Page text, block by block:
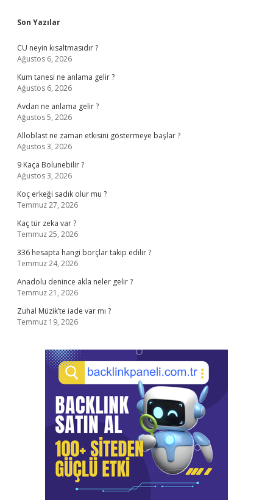
Sidebar
Son Yazılar
CU neyin kısaltmasıdır ?
Ağustos 6, 2026
Kum tanesi ne anlama gelir ?
Ağustos 6, 2026
Avdan ne anlama gelir ?
Ağustos 5, 2026
Alloblast ne zaman etkisini göstermeye başlar ?
Ağustos 3, 2026
9 Kaça Bolunebilir ?
Ağustos 3, 2026
Koç erkeği sadık olur mu ?
Temmuz 27, 2026
Kaç tür zeka var ?
Temmuz 25, 2026
336 hesapta hangi borçlar takip edilir ?
Temmuz 24, 2026
Anadolu denince akla neler gelir ?
Temmuz 21, 2026
Zuhal Müzik’te iade var mı ?
Temmuz 19, 2026